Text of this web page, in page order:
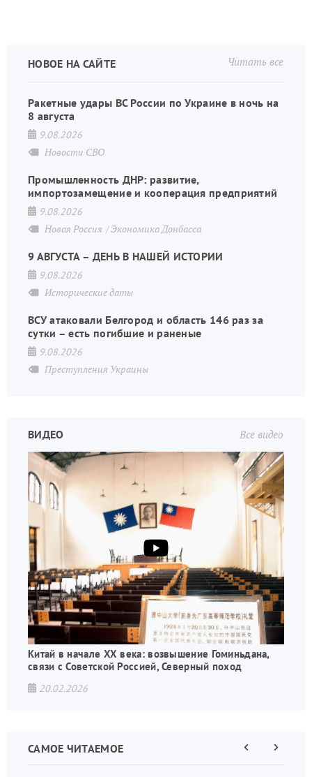
Читать все
НОВОЕ НА САЙТЕ
Ракетные удары ВС России по Украине в ночь на
8 августа
9.08.2026
Новости СВО
Промышленность ДНР: развитие,
импортозамещение и кооперация предприятий
9.08.2026
Новая Россия Экономика Донбасса
9 АВГУСТА – ДЕНЬ В НАШЕЙ ИСТОРИИ
9.08.2026
Исторические даты
ВСУ атаковали Белгород и область 146 раз за
сутки – есть погибшие и раненые
9.08.2026
Преступления Украины
Все видео
ВИДЕО
Китай в начале XX века: возвышение Гоминьдана,
связи с Советской Россией, Северный поход
20.02.2026
САМОЕ ЧИТАЕМОЕ
ПредыдущаяСледующая